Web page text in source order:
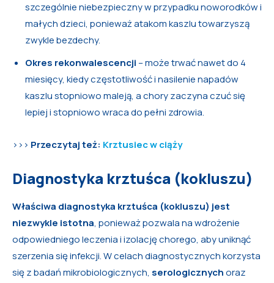
szczególnie niebezpieczny w przypadku noworodków i
małych dzieci, ponieważ atakom kaszlu towarzyszą
zwykle bezdechy.
Okres rekonwalescencji – może trwać nawet do 4
miesięcy, kiedy częstotliwość i nasilenie napadów
kaszlu stopniowo maleją, a chory zaczyna czuć się
lepiej i stopniowo wraca do pełni zdrowia.
>>> Przeczytaj też: Krztusiec w ciąży
Diagnostyka krztuśca (kokluszu)
Właściwa diagnostyka krztuśca (kokluszu) jest
niezwykle istotna, ponieważ pozwala na wdrożenie
odpowiedniego leczenia i izolację chorego, aby uniknąć
szerzenia się infekcji. W celach diagnostycznych korzysta
się z badań mikrobiologicznych, serologicznychoraz